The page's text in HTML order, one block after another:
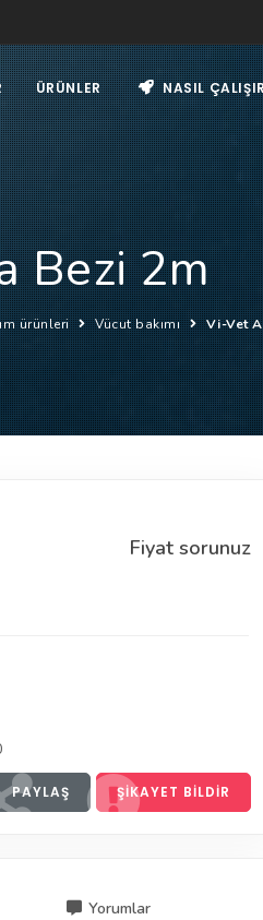
ÜRÜNLER NASIL
Bezi 2m
ürünleri Vücut bakımı Vi-Vet
Fiyat sorunuz
PAYLAŞ ŞIKAYET BILDIR
Yorumlar